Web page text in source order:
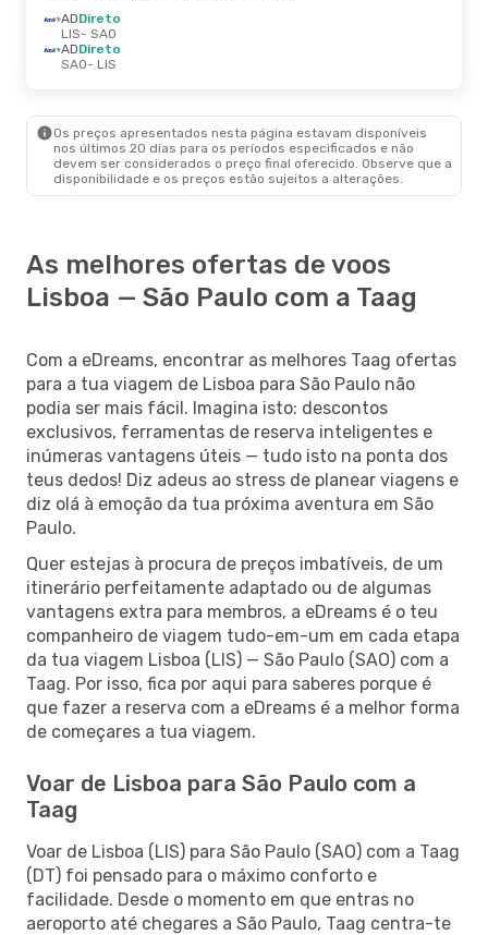
ADDireto
LIS- SAO
ADDireto
SAO- LIS
Os preços apresentados nesta página estavam disponíveis
nos últimos 20 dias para os períodos especificados e não
devem ser considerados o preço final oferecido. Observe que a
disponibilidade e os preços estão sujeitos a alterações.
As melhores ofertas de voos
Lisboa — São Paulo com a Taag
Com a eDreams, encontrar as melhores Taag ofertas
para a tua viagem de Lisboa para São Paulo não
podia ser mais fácil. Imagina isto: descontos
exclusivos, ferramentas de reserva inteligentes e
inúmeras vantagens úteis — tudo isto na ponta dos
teus dedos! Diz adeus ao stress de planear viagens e
diz olá à emoção da tua próxima aventura em São
Paulo.
Quer estejas à procura de preços imbatíveis, de um
itinerário perfeitamente adaptado ou de algumas
vantagens extra para membros, a eDreams é o teu
companheiro de viagem tudo-em-um em cada etapa
da tua viagem Lisboa (LIS) — São Paulo (SAO) com a
Taag. Por isso, fica por aqui para saberes porque é
que fazer a reserva com a eDreams é a melhor forma
de começares a tua viagem.
Voar de Lisboa para São Paulo com a
Taag
Voar de Lisboa (LIS) para São Paulo (SAO) com a Taag
(DT) foi pensado para o máximo conforto e
facilidade. Desde o momento em que entras no
aeroporto até chegares a São Paulo, Taag centra-te